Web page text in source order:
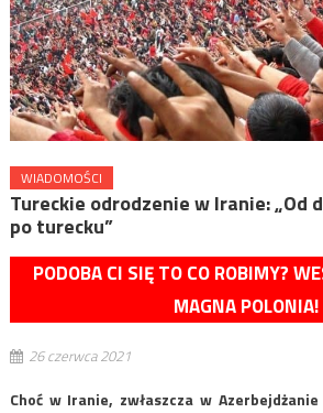
WIADOMOŚCI
Tureckie odrodzenie w Iranie: „Od
po turecku”
PODOBA CI SIĘ TO CO ROBIMY?
MAGNA POLONIA!
26 czerwca 2021
Choć w Iranie, zwłaszcza w